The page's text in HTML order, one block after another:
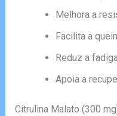
Melhora a
Facilita a
Reduz a
Apoia a
Citrulina Malato (300